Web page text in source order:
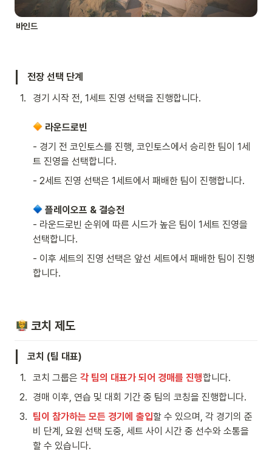
바인드
전장 선택 단계
1. 경기 시작 전, 1세트 진영 선택을 진행합니다.
라운드로빈
- 경기 전 코인토스를 진행, 코인토스에서 승리한 팀이 1세
트 진영을 선택합니다.
- 2세트 진영 선택은 1세트에서 패배한 팀이 진행합니다.
플레이오프 & 결승전
- 라운드로빈 순위에 따른 시드가 높은 팀이 1세트 진영을
선택합니다.
- 이후 세트의 진영 선택은 앞선 세트에서 패배한 팀이 진행
합니다.
코치 제도
코치 (팀 대표)
1. 코치 그룹은 각 팀의 대표가 되어 경매를 진행합니다.
2. 경매 이후, 연습 및 대회 기간 중 팀의 코칭을 진행합니다.
3. 팀이 참가하는 모든 경기에 출입할 수 있으며, 각 경기의 준
비 단계, 요원 선택 도중, 세트 사이 시간 중 선수와 소통을
할 수 있습니다.